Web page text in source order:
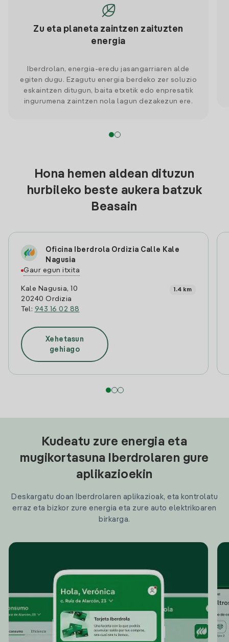
Zu eta planeta zaintzen zaituzten
energia
Iberdrolan, energia-eredu jasangarriaren alde
egiten dugu. Ezagutu energia berdeko zer soluzio
eskaintzen ditugun, baita etxetik edo enpresatik
ingurumena zaintzen nola lagun dezakezun ere.
Hona hemen aldean dituzun
hurbileko beste aukera batzuk
Beasain
Oficina Iberdrola Ordizia Calle Kale
Nagusia
Gaur egun itxita
Kale Nagusia, 10
20240 Ordizia
Tel: 943 16 02 88
1.4 km
Xehetasun
gehiago
Kudeatu zure energia eta
mugikortasuna Iberdrolaren gure
aplikazioekin
Deskargatu doan Iberdrolaren aplikazioak, eta kontrolatu
erraz eta bizkor zure energia eta zure auto elektrikoaren
birkarga.